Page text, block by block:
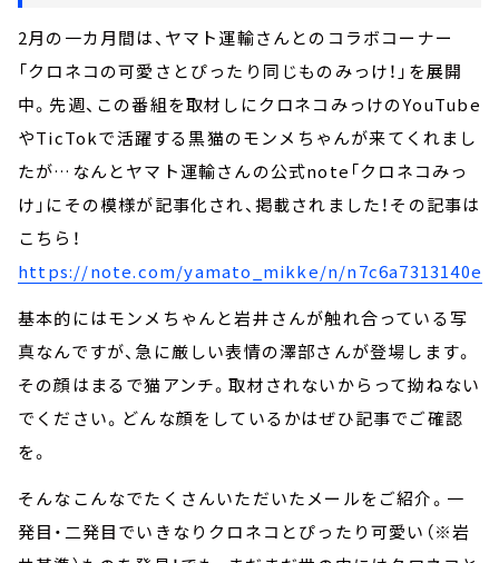
2月の一カ月間は、ヤマト運輸さんとのコラボコーナー
「クロネコの可愛さとぴったり同じものみっけ！」を展開
中。先週、この番組を取材しにクロネコみっけのYouTube
やTicTokで活躍する黒猫のモンメちゃんが来てくれまし
たが…なんとヤマト運輸さんの公式note「クロネコみっ
け」にその模様が記事化され、掲載されました！その記事は
こちら！
https://note.com/yamato_mikke/n/n7c6a7313140e
基本的にはモンメちゃんと岩井さんが触れ合っている写
真なんですが、急に厳しい表情の澤部さんが登場します。
その顔はまるで猫アンチ。取材されないからって拗ねない
でください。どんな顔をしているかはぜひ記事でご確認
を。
そんなこんなでたくさんいただいたメールをご紹介。一
発目・二発目でいきなりクロネコとぴったり可愛い（※岩